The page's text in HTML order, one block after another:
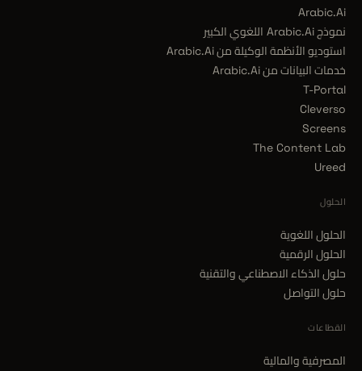
Arabic.Ai
نموذج Arabic.Ai اللغوي الكبير
استوديو الأنظمة الوكيلة من Arabic.Ai
خدمات البيانات من Arabic.Ai
T-Portal
Cleverso
Screens
The Content Lab
Ureed
الحلول
الحلول اللغوية
الحلول الرقمية
حلول الذكاء الاصطناعي والتقنية
حلول التواصل
القطاعات
المصرفية والمالية